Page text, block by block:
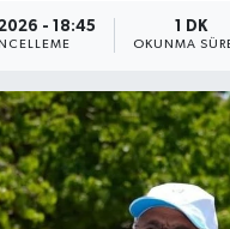
- 18:45 1 DK
OKUNMA